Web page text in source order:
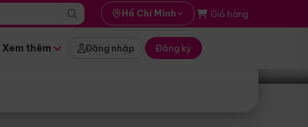
Hồ Chí Minh Giỏ hàng
Xem thêm Đăng nhập Đăng ký
Tìm tour